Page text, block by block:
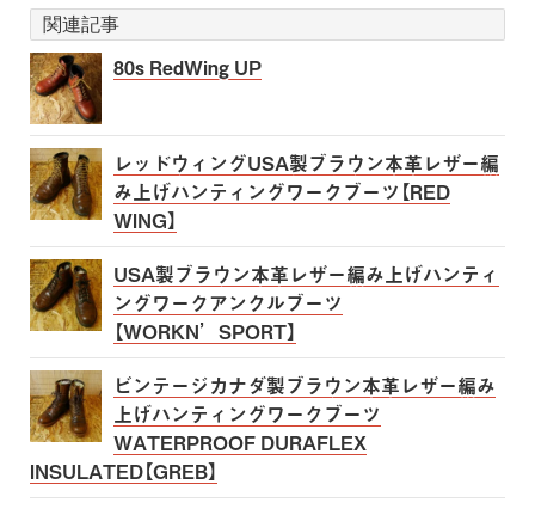
関連記事
80s RedWing UP
レッドウィングUSA製ブラウン本革レザー編
み上げハンティングワークブーツ【RED
WING】
USA製ブラウン本革レザー編み上げハンティ
ングワークアンクルブーツ
【WORKN’SPORT】
ビンテージカナダ製ブラウン本革レザー編み
上げハンティングワークブーツ
WATERPROOF DURAFLEX
INSULATED【GREB】